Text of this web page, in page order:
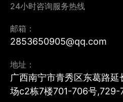
24小时咨询服务热线
邮箱：
2853650905@qq.com
地址：
广西南宁市青秀区东葛路延
场c2栋7楼701-706号,729-